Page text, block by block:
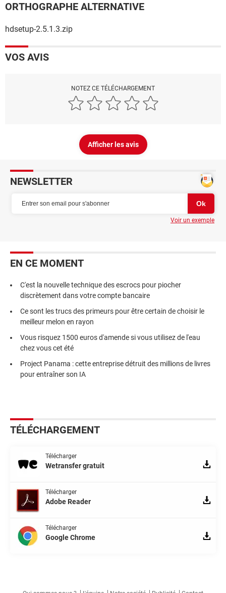
ORTHOGRAPHE ALTERNATIVE
hdsetup-2.5.1.3.zip
VOS AVIS
NOTEZ CE TÉLÉCHARGEMENT
Afficher les avis
NEWSLETTER
Voir un exemple
EN CE MOMENT
C'est la nouvelle technique des escrocs pour piocher
discrètement dans votre compte bancaire
Ce sont les trucs des primeurs pour être certain de choisir le
meilleur melon en rayon
Vous risquez 1500 euros d'amende si vous utilisez de l'eau
chez vous cet été
Project Panama : cette entreprise détruit des millions de livres
pour entraîner son IA
TÉLÉCHARGEMENT
Télécharger
Wetransfer gratuit
Télécharger
Adobe Reader
Télécharger
Google Chrome